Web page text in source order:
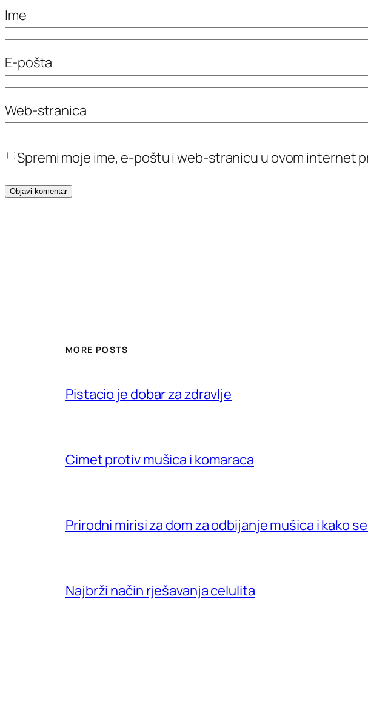
Ime
E-pošta
Web-stranica
Spremi moje ime, e-poštu i web-stranicu u ovom internet
MORE POSTS
Pistacio je dobar za zdravlje
Cimet protiv mušica i komaraca
Prirodni mirisi za dom za odbijanje mušica i kako
Najbrži način rješavanja celulita